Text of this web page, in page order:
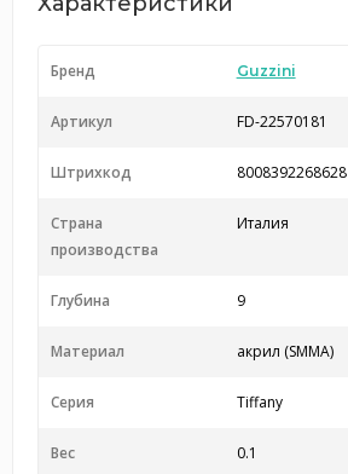
Бренд Guzzini
Артикул FD-22570181
Штрихкод 8008392268628
Страна
производства
Италия
Глубина 9
Материал акрил (SMMA)
Серия Tiffany
Вес 0.1